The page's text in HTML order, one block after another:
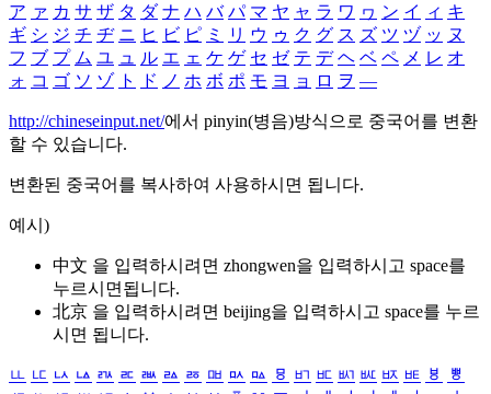
ア ァ カ サ ザ タ ダ ナ ハ バ パ マ ヤ ャ ラ ワ ヮ ン イ ィ キ
ギ シ ジ チ ヂ ニ ヒ ビ ピ ミ リ ウ ゥ ク グ ス ズ ツ ヅ ッ ヌ
フ ブ プ ム ユ ュ ル エ ェ ケ ゲ セ ゼ テ デ ヘ ベ ペ メ レ オ
ォ コ ゴ ソ ゾ ト ド ノ ホ ボ ポ モ ヨ ョ ロ ヲ ―
http://chineseinput.net/에서 pinyin(병음)방식으로 중국어를 변환
할 수 있습니다.
변환된 중국어를 복사하여 사용하시면 됩니다.
예시)
中文 을 입력하시려면 zhongwen을 입력하시고 space를
누르시면됩니다.
北京 을 입력하시려면 beijing을 입력하시고 space를 누르
시면 됩니다.
ㅥ ㅦ ㅧ ㅨ ㅩ ㅪ ㅫ ㅬ ㅭ ㅮ ㅯ ㅰ ㅱ ㅲ ㅳ ㅴ ㅵ ㅶ ㅷ ㅸ
ㅹ